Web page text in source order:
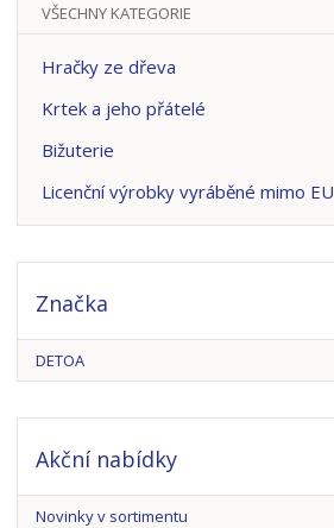
VŠECHNY KATEGORIE
Hračky ze dřeva
Krtek a jeho přátelé
Bižuterie
Licenční výrobky vyráběné mimo EU
Značka
DETOA
Akční nabídky
Novinky v sortimentu